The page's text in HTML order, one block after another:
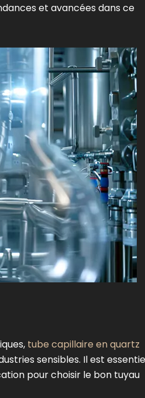
et avancées dans ce
tube capillaire en quartz
sensibles. Il est
pour choisir le bon tuyau